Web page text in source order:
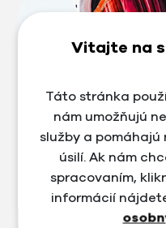
Vitajte na
Táto stránka
nám umožňujú
služby a pomáhajú
úsilí. Ak nám
spracovaním,
informácií